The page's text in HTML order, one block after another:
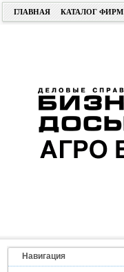
ГЛАВНАЯ КАТАЛОГ ФИРМ
Навигация